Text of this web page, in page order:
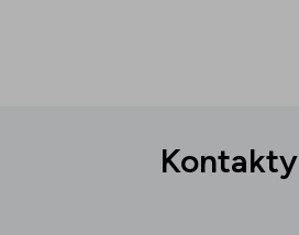
Kontakty